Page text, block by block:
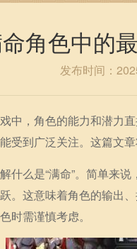
角色中的
发布时间：
中，角色的能力和潜力
受到广泛关注。这篇文
什么是“满命”。简单来
。这意味着角色的输出
时需谨慎考虑。